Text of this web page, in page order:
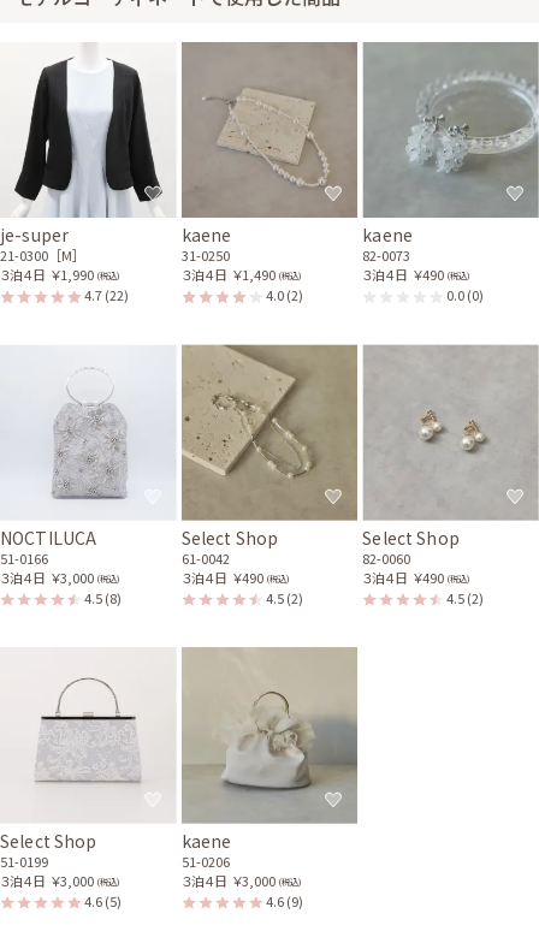
身長162cm【普段のサイズM~L】 (バスト：D75)
30代前半2026/07/11 結婚式 (友人として)
サイズ感はやや大きく、丈感はひざ下でした。授乳中で上半身が大きいの
が気になっていましたが、このドレスで上手に隠せて良かったです！授乳も
スムーズにできました。
je-super
21-0300［M］
３泊４日 ￥1,990 (税込)
4.7(22)
kaene
31-0250
３泊４日 ￥1,490 (税込)
4.0(2)
kaene
82-0073
３泊４日 ￥490 (税込)
0.0(0)
NOCTILUCA
51-0166
３泊４日 ￥3,000 (税込)
4.5(8)
Select Shop
61-0042
３泊４日 ￥490 (税込)
4.5(2)
Select Shop
82-0060
３泊４日 ￥490 (税込)
4.5(2)
Select Shop
51-0199
３泊４日 ￥3,000 (税込)
4.6(5)
kaene
51-0206
３泊４日 ￥3,000 (税込)
4.6(9)